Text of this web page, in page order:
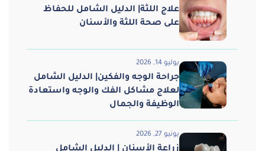
علاج اللثة| الدليل الشامل للحفاظ
على صحة اللثة والأسنان
يوليو 14, 2026
جراحة الوجه والفكين| الدليل الشامل
لعلاج مشاكل الفك والوجه واستعادة
الوظيفة والجمال
يونيو 27, 2026